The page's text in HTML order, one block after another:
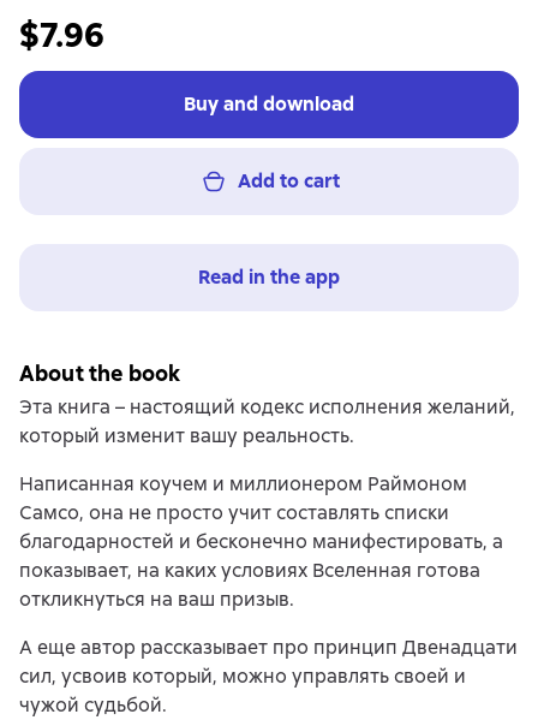
$7.96
Buy and download
Add to cart
Read in the app
About the book
Эта книга – настоящий кодекс исполнения желаний,
который изменит вашу реальность.
Написанная коучем и миллионером Раймоном
Самсо, она не просто учит составлять списки
благодарностей и бесконечно манифестировать, а
показывает, на каких условиях Вселенная готова
откликнуться на ваш призыв.
А еще автор рассказывает про принцип Двенадцати
сил, усвоив который, можно управлять своей и
чужой судьбой.